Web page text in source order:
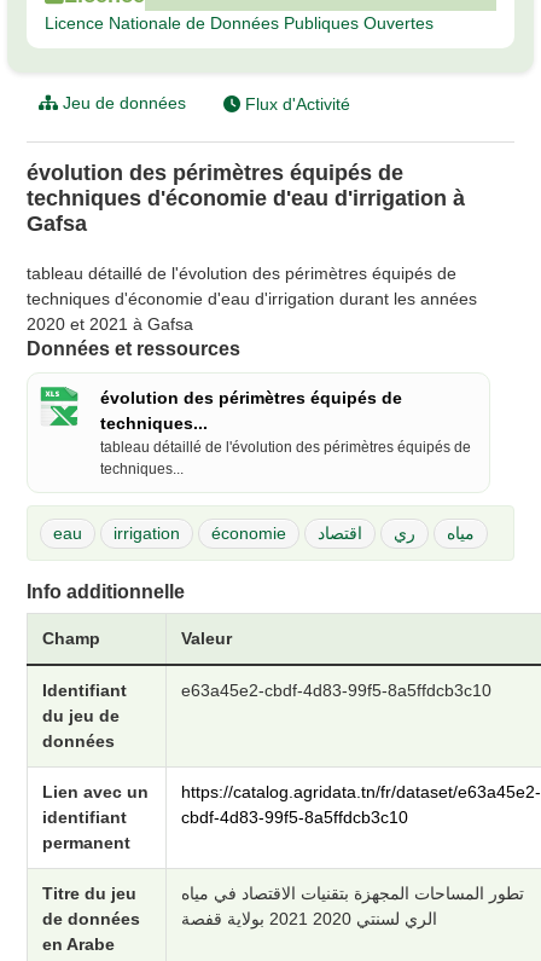
Licence Nationale de Données Publiques Ouvertes
Jeu de données Flux d'Activité
évolution des périmètres équipés de
techniques d'économie d'eau d'irrigation à
Gafsa
tableau détaillé de l'évolution des périmètres équipés de
techniques d'économie d'eau d'irrigation durant les années
2020 et 2021 à Gafsa
Données et ressources
évolution des périmètres équipés de
techniques...
tableau détaillé de l'évolution des périmètres équipés de
techniques...
eau irrigation économie اقتصاد ري مياه
Info additionnelle
Champ Valeur
Identifiant
du jeu de
données
e63a45e2-cbdf-4d83-99f5-8a5ffdcb3c10
Lien avec un
identifiant
permanent
https://catalog.agridata.tn/fr/dataset/e63a45e2-
cbdf-4d83-99f5-8a5ffdcb3c10
Titre du jeu
de données
en Arabe
تطور المساحات المجهزة بتقنيات الاقتصاد في مياه
الري لسنتي 2020 2021 بولاية قفصة